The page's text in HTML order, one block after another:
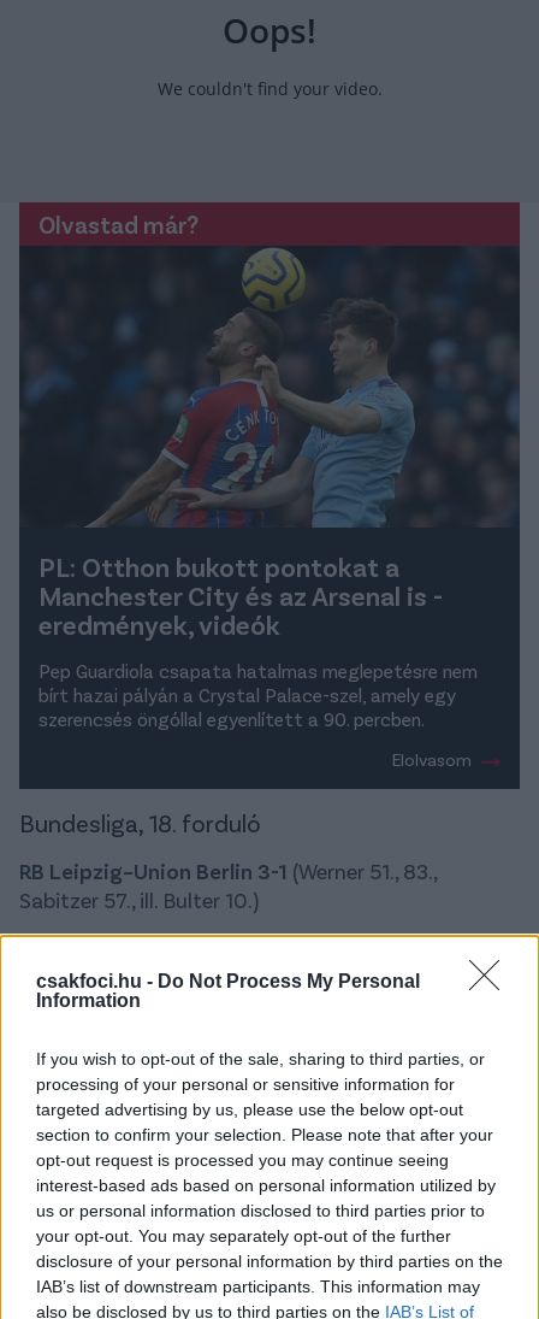
csakfoci.hu - Do Not Process My Personal
Information
If you wish to opt-out of the sale, sharing to third parties, or
processing of your personal or sensitive information for
targeted advertising by us, please use the below opt-out
section to confirm your selection. Please note that after your
opt-out request is processed you may continue seeing
interest-based ads based on personal information utilized by
us or personal information disclosed to third parties prior to
your opt-out. You may separately opt-out of the further
disclosure of your personal information by third parties on the
IAB’s list of downstream participants. This information may
also be disclosed by us to third parties on the IAB’s List of
Olvastad már?
PL: Otthon bukott pontokat a
Manchester City és az Arsenal is -
eredmények, videók
Pep Guardiola csapata hatalmas meglepetésre nem
bírt hazai pályán a Crystal Palace-szel, amely egy
szerencsés öngóllal egyenlített a 90. percben.
Elolvasom
Bundesliga, 18. forduló
RB Leipzig–Union Berlin 3-1 (Werner 51., 83.,
Sabitzer 57., ill. Bulter 10.)
Werner 1-1